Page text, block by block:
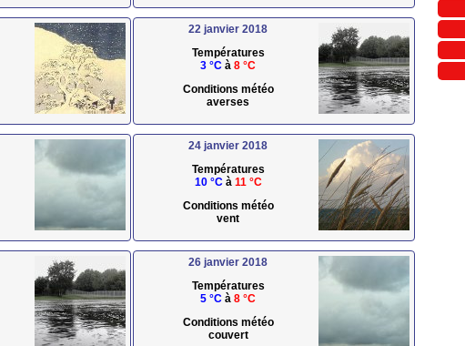
22 janvier 2018
Températures
3 °C à 8 °C
Conditions météo
averses
24 janvier 2018
Températures
10 °Cà 11 °C
Conditions météo
vent
26 janvier 2018
Températures
5 °C à 8 °C
Conditions météo
couvert